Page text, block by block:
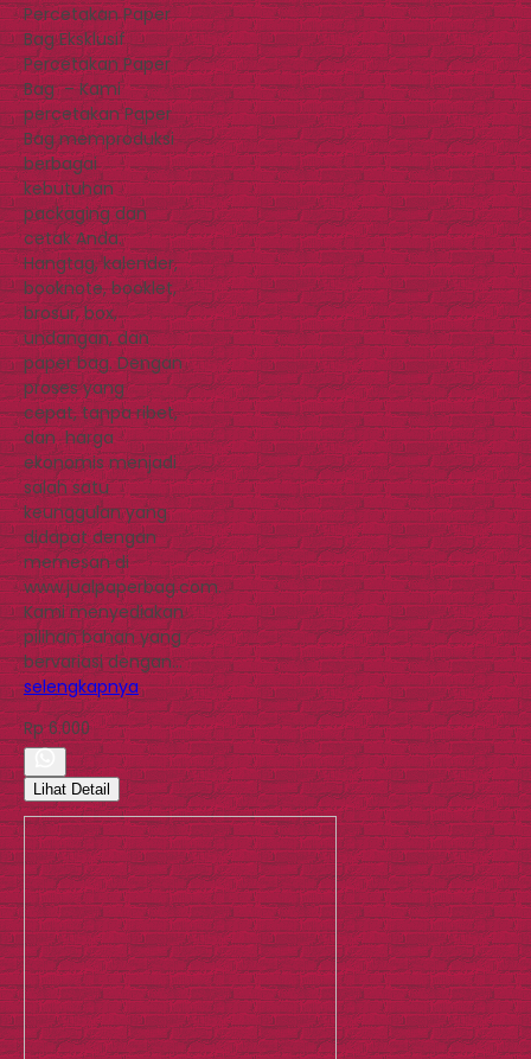
Percetakan Paper
Bag Eksklusif
Percetakan Paper
Bag – Kami
percetakan Paper
Bag memproduksi
berbagai
kebutuhan
packaging dan
cetak Anda.
Hangtag, kalender,
booknote, booklet,
brosur, box,
undangan, dan
paper bag. Dengan
proses yang
cepat, tanpa ribet,
dan harga
ekonomis menjadi
salah satu
keunggulan yang
didapat dengan
memesan di
www.jualpaperbag.com.
Kami menyediakan
pilihan bahan yang
bervariasi dengan…
selengkapnya
Rp 6.000
Lihat Detail